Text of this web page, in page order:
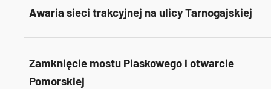
Awaria sieci trakcyjnej na ulicy Tarnogajskiej
Zamknięcie mostu Piaskowego i otwarcie
Pomorskiej